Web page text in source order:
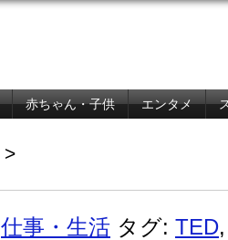
赤ちゃん・子供 エンタメ
>
仕事・生活 タグ: TED